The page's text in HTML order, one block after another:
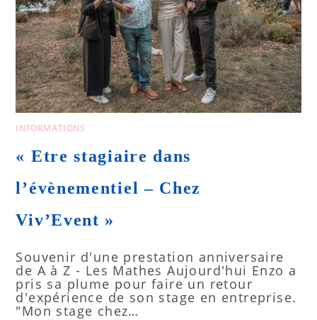
INFORMATIONS
« Etre stagiaire dans
l’évènementiel – Chez
Viv’Event »
Souvenir d'une prestation anniversaire
de A à Z - Les Mathes Aujourd'hui Enzo a
pris sa plume pour faire un retour
d'expérience de son stage en entreprise.
"Mon stage chez…